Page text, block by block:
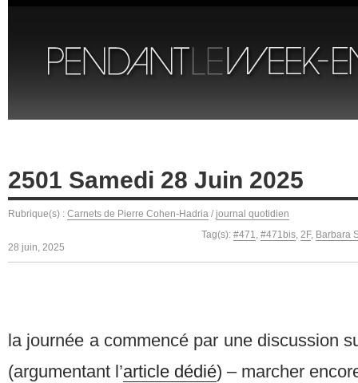
2501 Samedi 28 Juin 2025
Rubrique(s) : Carnets de Pierre Cohen-Hadria / journal quotidien
Tag(s): #471, #471bis, 2F, Barbara
28 juin, 2025
la journée a commencé par une discussion
(argumentant l’article dédié) – marcher